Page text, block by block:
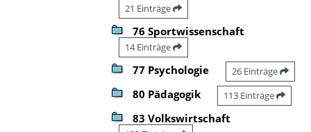
21 Einträge
76 Sportwissenschaft
14 Einträge
77 Psychologie 26 Einträge
80 Pädagogik 113 Einträge
83 Volkswirtschaft